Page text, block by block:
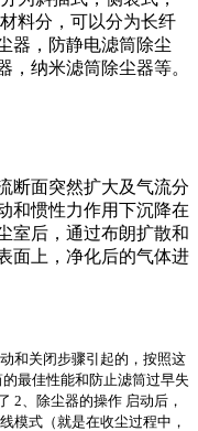
料分，可以分为长纤
器，防静电滤筒除尘
，纳米滤筒除尘器等。
断面突然扩大及气流分
和惯性力作用下沉降在
室后，通过布朗扩散和
面上，净化后的气体进
和关闭步骤引起的，按照这
最佳性能和防止滤筒过早失
2、除尘器的操作 启动后，
模式（就是在收尘过程中，